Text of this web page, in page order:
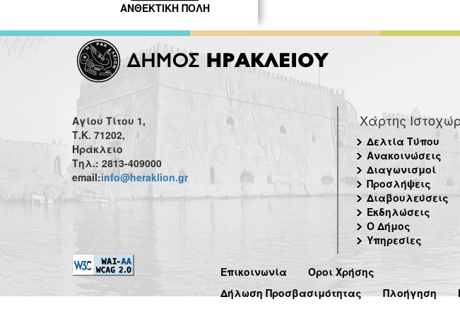
ΑΝΘΕΚΤΙΚΗ ΠΟΛΗ
Αγίου Τίτου 1,
Τ.Κ. 71202,
Ηράκλειο
Τηλ.: 2813-409000
email:info@heraklion.gr
Χάρτης
Δελτία Τύπου
Ανακοινώσεις
Διαγωνισμοί
Προσλήψεις
Διαβουλεύσεις
Εκδηλώσεις
Ο Δήμος
Υπηρεσίες
Επικοινωνία
Όροι Χρήσης
Δήλωση Προσβασιμότητας
Πλοήγηση